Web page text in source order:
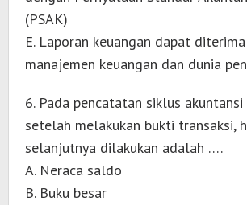
(PSAK)
E. Laporan keuangan dapat
manajemen keuangan dan dunia
6. Pada pencatatan siklus
setelah melakukan bukti transaksi,
selanjutnya dilakukan adalah ….
A. Neraca saldo
B. Buku besar